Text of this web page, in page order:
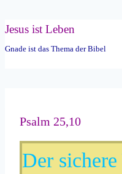
Zum
Inhalt
Jesus ist Leben
Gnade ist das Thema der Bibel
Psalm 25,10
Der sichere